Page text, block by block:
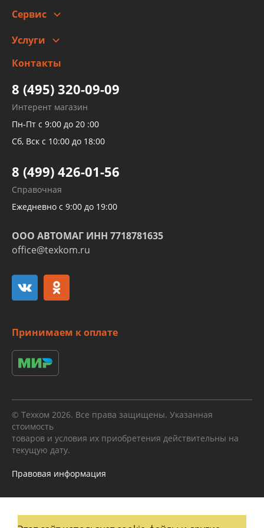
Сервис
Заправка кондиционера авто
Детейлинг
Услуги
высокого давления
Тормозных трубок
Рукавов гидроусилителей
Рукавов компрессоров и турбин
Трубок кондиционеров
Развертка пайка медных стальных
алюминиевых трубок и штуцеров
Контакты
8 (495) 320-09-09
Интерент магазин
Пн-Пт с 9:00 до 20 :00
Сб, Вск с 10:00 до 18:00
8 (499) 426-01-56
Справочная
Ежедневно с 9:00 до 19:00
ООО АВТОМАГ ИНН 7718781635
office@texkom.ru
Принимаем к оплате
© Техком 2026. Все права защищены. Указанная
стоимость
товаров и условия их приобретения действительны на
текущую дату.
Правовая информация